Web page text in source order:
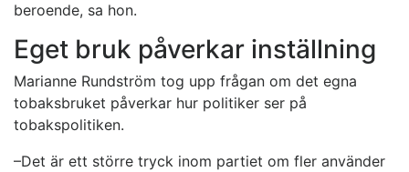
beroende, sa hon.
Eget bruk påverkar inställning
Marianne Rundström tog upp frågan om det egna
tobaksbruket påverkar hur politiker ser på
tobakspolitiken.
–Det är ett större tryck inom partiet om fler använder